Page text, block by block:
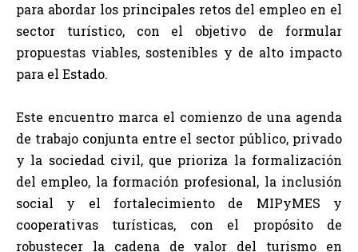
para abordar los principales retos del empleo en el
sector turístico, con el objetivo de formular
propuestas viables, sostenibles y de alto impacto
para el Estado.
Este encuentro marca el comienzo de una agenda
de trabajo conjunta entre el sector público, privado
y la sociedad civil, que prioriza la formalización
del empleo, la formación profesional, la inclusión
social y el fortalecimiento de MIPyMES y
cooperativas turísticas, con el propósito de
robustecer la cadena de valor del turismo en